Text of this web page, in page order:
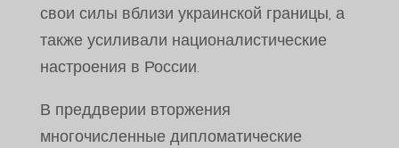
свои силы вблизи украинской границы, а
также усиливали националистические
настроения в России.
В преддверии вторжения
многочисленные дипломатические